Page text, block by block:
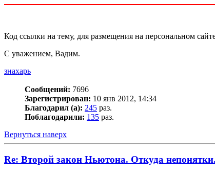
Код ссылки на тему, для размещения на персональном
С уважением, Вадим.
знахарь
Сообщений: 7696
Зарегистрирован: 10 янв 2012, 14:34
Благодарил (а): 245 раз.
Поблагодарили: 135 раз.
Вернуться наверх
Re: Второй закон Ньютона. Откуда непонятки.